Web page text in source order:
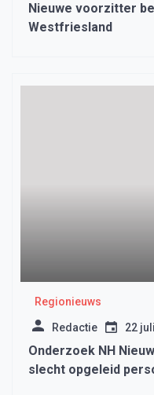
Nieuwe voorzitter
Westfriesland
Regionieuws
Redactie 22
Onderzoek NH
slecht opgeleid